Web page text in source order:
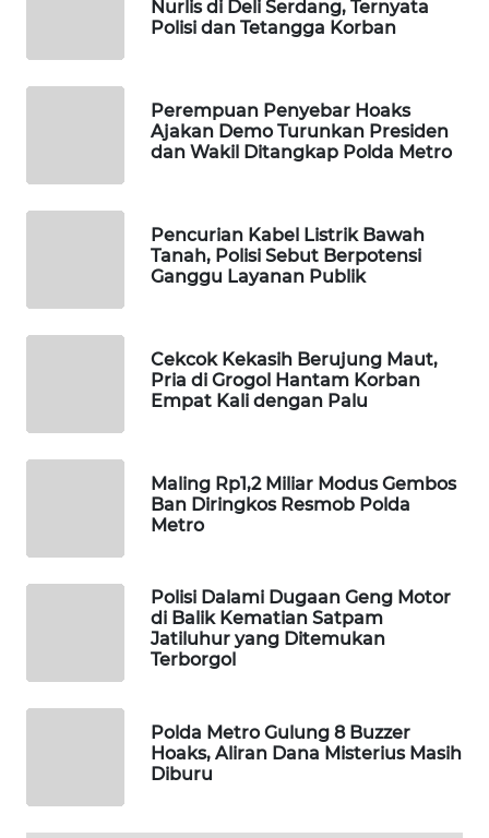
Nurlis di Deli Serdang, Ternyata
Polisi dan Tetangga Korban
Perempuan Penyebar Hoaks
Ajakan Demo Turunkan Presiden
dan Wakil Ditangkap Polda Metro
Pencurian Kabel Listrik Bawah
Tanah, Polisi Sebut Berpotensi
Ganggu Layanan Publik
Cekcok Kekasih Berujung Maut,
Pria di Grogol Hantam Korban
Empat Kali dengan Palu
Maling Rp1,2 Miliar Modus Gembos
Ban Diringkos Resmob Polda
Metro
Polisi Dalami Dugaan Geng Motor
di Balik Kematian Satpam
Jatiluhur yang Ditemukan
Terborgol
Polda Metro Gulung 8 Buzzer
Hoaks, Aliran Dana Misterius Masih
Diburu
SPORT
WAHANA
HEALTH
WISATA